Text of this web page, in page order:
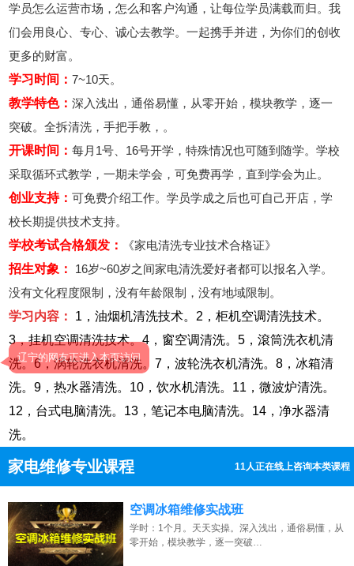
学员怎么运营市场，怎么和客户沟通，让每位学员满载而归。我
们会用良心、专心、诚心去教学。一起携手并进，为你们的创收
更多的财富。
学习时间：7~10天。
教学特色：深入浅出，通俗易懂，从零开始，模块教学，逐一
突破。全拆清洗，手把手教，。
开课时间：每月1号、16号开学，特殊情况也可随到随学。学校
采取循环式教学，一期未学会，可免费再学，直到学会为止。
创业支持：可免费介绍工作。学员学成之后也可自己开店，学
校长期提供技术支持。
学校考试合格颁发：
《家电清洗专业技术合格证》
招生对象： 16岁~60岁之间家电清洗爱好者都可以报名入学。
没有文化程度限制，没有年龄限制，没有地域限制。
学习内容：
1，油烟机清洗技术。2，柜机空调清洗技术。
3，挂机空调清洗技术。4，窗空调清洗。5，滾筒洗衣机清
洗。6，涡轮洗衣机清洗。7，波轮洗衣机清洗。8，冰箱清
洗。9，热水器清洗。10，饮水机清洗。11，微波炉清洗。
12，台式电脑清洗。13，笔记本电脑清洗。14，净水器清
洗。
家电维修专业课程 8人正在线上咨询本类课程
点击免费咨询电话：13807313137
空调冰箱维修实战班
学时：1个月。天天实操。深入浅出，通俗易懂，从
零开始，模块教学，逐一突破…
辽宁的网友正进入本页访问